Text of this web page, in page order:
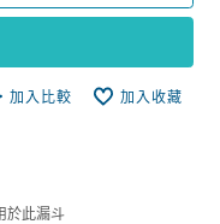
加入比較 加入收藏
於此漏斗